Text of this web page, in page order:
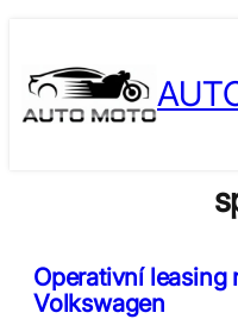
content
​Operativní leasing
Volkswagen